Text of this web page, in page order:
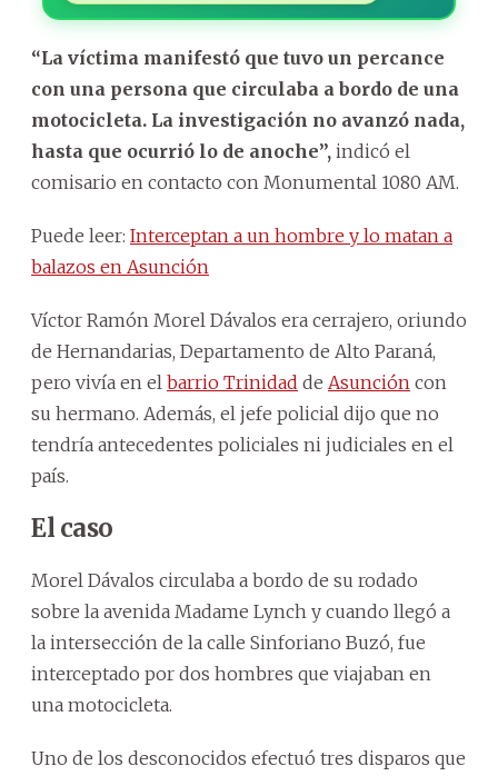
“La víctima manifestó que tuvo un percance
con una persona que circulaba a bordo de una
motocicleta. La investigación no avanzó nada,
hasta que ocurrió lo de anoche”, indicó el
comisario en contacto con Monumental 1080 AM.
Puede leer: Interceptan a un hombre y lo matan a
balazos en Asunción
Víctor Ramón Morel Dávalos era cerrajero, oriundo
de Hernandarias, Departamento de Alto Paraná,
pero vivía en el barrio Trinidad de Asunción con
su hermano. Además, el jefe policial dijo que no
tendría antecedentes policiales ni judiciales en el
país.
El caso
Morel Dávalos circulaba a bordo de su rodado
sobre la avenida Madame Lynch y cuando llegó a
la intersección de la calle Sinforiano Buzó, fue
interceptado por dos hombres que viajaban en
una motocicleta.
Uno de los desconocidos efectuó tres disparos que